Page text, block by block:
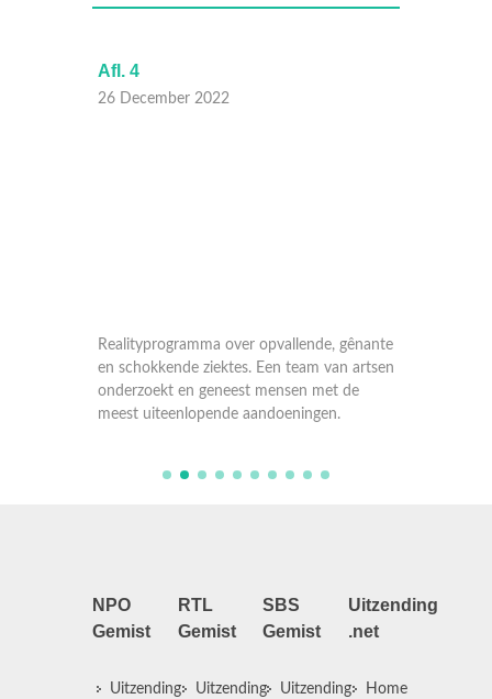
Afl. 4
26 December 2022
Realityprogramma over opvallende, gênante
en schokkende ziektes. Een team van artsen
onderzoekt en geneest mensen met de
meest uiteenlopende aandoeningen.
NPO
Gemist
Uitzending
RTL
Gemist
Uitzending
SBS
Gemist
Uitzending
Uitzending
.net
Home